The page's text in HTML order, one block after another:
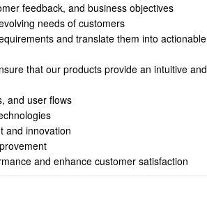
feedback, and business objectives
needs of customers
and translate them into actionable
that our products provide an intuitive and
and user flows
and innovation
and enhance customer satisfaction